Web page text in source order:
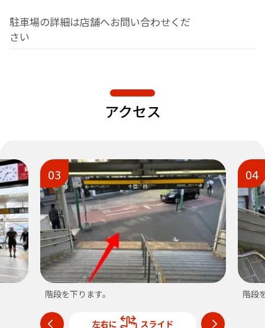
駐車場の詳細は店舗へお問い合わせくだ
さい
アクセス
03
階段を下ります。
04
階段